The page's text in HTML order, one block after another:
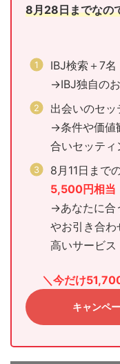
8月28日までなの
IBJ検索＋7名
→IBJ独自の
出会いのセッ
→条件や価値
合いセッテ
8月11日まで
5,500円相当
→あなたに合
やお引き合
高いサービス
＼今だけ
キャンペ